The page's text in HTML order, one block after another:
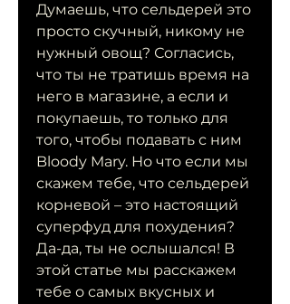
Думаешь, что сельдерей это
просто скучный, никому не
нужный овощ? Согласись,
что ты не тратишь время на
него в магазине, а если и
покупаешь, то только для
того, чтобы подавать с ним
Bloody Mary. Но что если мы
скажем тебе, что сельдерей
корневой – это настоящий
суперфуд для похудения?
Да-да, ты не ослышался! В
этой статье мы расскажем
тебе о самых вкусных и